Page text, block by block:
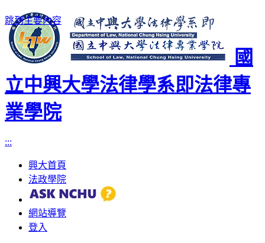
跳到主要內容
國
立中興大學法律學系即法律專
業學院
:::
興大首頁
法政學院
網站導覽
登入